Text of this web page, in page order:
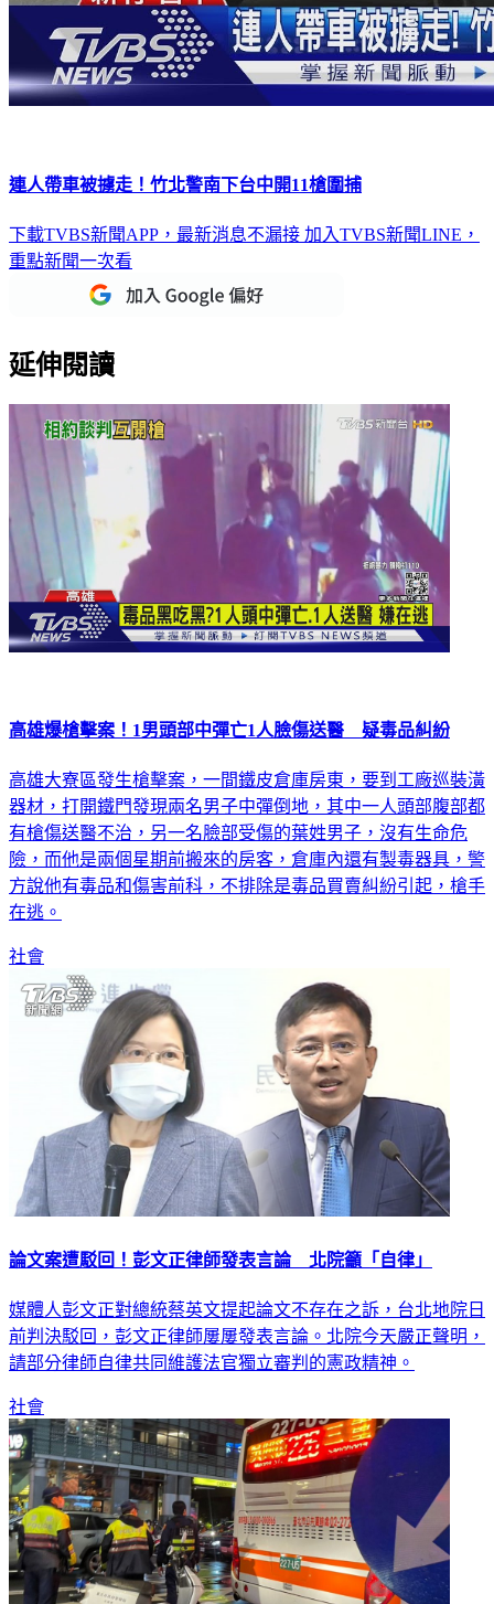
連人帶車被擄走！竹北警南下台中開11槍圍捕
下載TVBS新聞APP，最新消息不漏接 加入TVBS新聞LINE，
重點新聞一次看
延伸閱讀
高雄爆槍擊案！1男頭部中彈亡1人臉傷送醫 疑毒品糾紛
高雄大寮區發生槍擊案，一間鐵皮倉庫房東，要到工廠巡裝潢
器材，打開鐵門發現兩名男子中彈倒地，其中一人頭部腹部都
有槍傷送醫不治，另一名臉部受傷的葉姓男子，沒有生命危
險，而他是兩個星期前搬來的房客，倉庫內還有製毒器具，警
方說他有毒品和傷害前科，不排除是毒品買賣糾紛引起，槍手
在逃。
社會
論文案遭駁回！彭文正律師發表言論 北院籲「自律」
媒體人彭文正對總統蔡英文提起論文不存在之訴，台北地院日
前判決駁回，彭文正律師屢屢發表言論。北院今天嚴正聲明，
請部分律師自律共同維護法官獨立審判的憲政精神。
社會